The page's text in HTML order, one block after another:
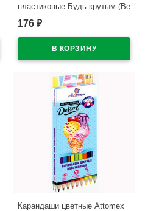
пластиковые Будь крутым (Be
cool)24 цвета М 2,65мм
176 ₽
Карандаши цветные Attomex